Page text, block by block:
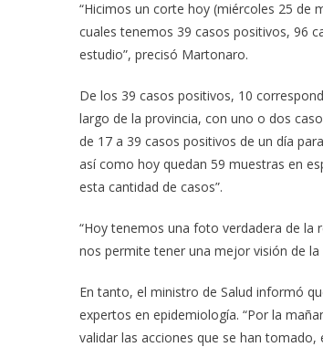
“Hicimos un corte hoy (miércoles 25 de
cuales tenemos 39 casos positivos, 96
estudio”, precisó Martonaro.
De los 39 casos positivos, 10
largo de la provincia, con uno o dos
de 17 a 39 casos positivos de un día
así como hoy quedan 59 muestras en
esta cantidad de casos”.
“Hoy tenemos una foto verdadera de la
nos permite tener una mejor visión de
En tanto, el ministro de Salud informó
expertos en epidemiología. “Por la
validar las acciones que se han